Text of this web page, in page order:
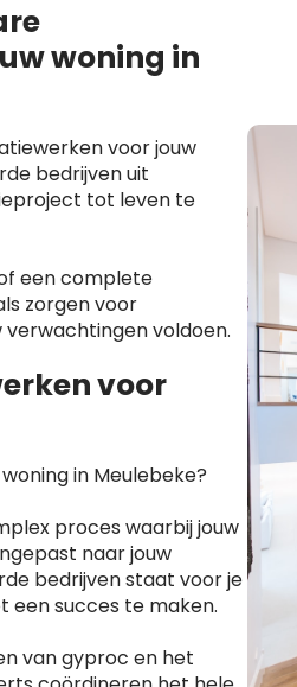
woning in
voor jouw
bedrijven uit
tot leven te
een complete
zorgen voor
voldoen.
voor
in Meulebeke?
proces waarbij jouw
naar jouw
bedrijven staat voor je
succes te maken.
van gyproc en het